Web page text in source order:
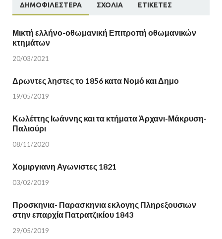
ΔΗΜΟΦΙΛΈΣΤΕΡΑ ΣΧΌΛΙΑ ΕΤΙΚΈΤΕΣ
Μικτή ελλήνο-οθωμανική Επιτροπή οθωμανικών
κτημάτων
20/03/2021
Δρωντες ληστες το 1856 κατα Νομό και Δημο
19/05/2019
Κωλέττης Ιωάννης και τα κτήματα Άρχανι-Μάκρυση-
Παλιούρι
08/11/2020
Χομιργιανη Αγωνιστες 1821
03/02/2019
Προσκηνια- Παρασκηνια εκλογης Πληρεξουσιων
στην επαρχία Πατρατζικίου 1843
29/05/2019